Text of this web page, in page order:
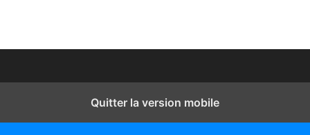
Quitter la version mobile